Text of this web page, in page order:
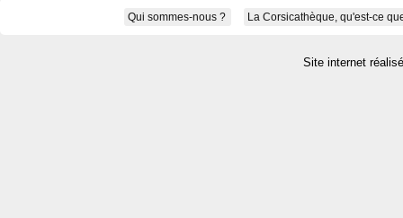
Qui sommes-nous ? La Corsicathèque, qu'est-ce
Site internet